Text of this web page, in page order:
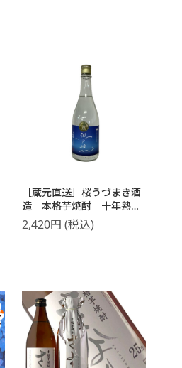
［蔵元直送］桜うづまき酒
造 本格芋焼酎 十年熟
成 720ml
2,420円 (税込)